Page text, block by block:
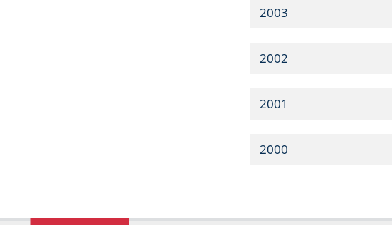
2003
2002
2001
2000